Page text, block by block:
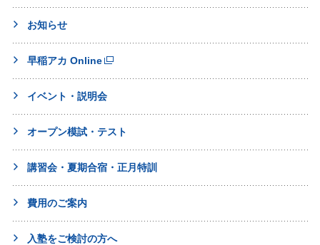
お知らせ
早稲アカ Online
イベント・説明会
オープン模試・テスト
講習会・夏期合宿・正月特訓
費用のご案内
入塾をご検討の方へ